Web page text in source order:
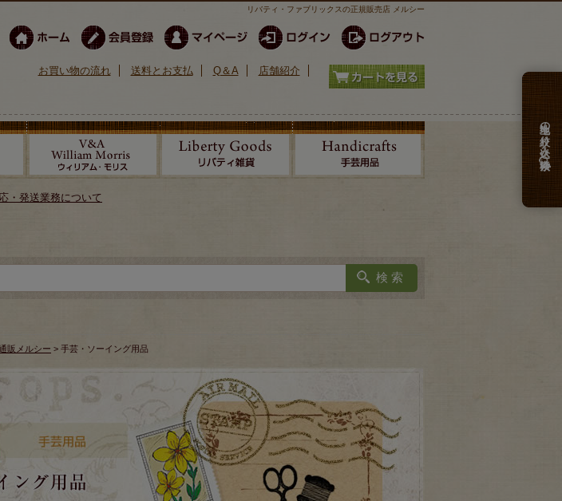
リバティ・ファブリックスの正規販売店 メルシー
お買い物の流れ 送料とお支払 Q＆A 店舗紹介
・発送業務について
生地の絞り込み検索
販メルシー > 手芸・ソーイング用品